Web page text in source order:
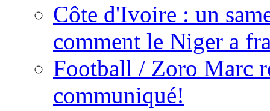
Côte d'Ivoire : un
comment le Niger a
Football / Zoro Marc
communiqué!